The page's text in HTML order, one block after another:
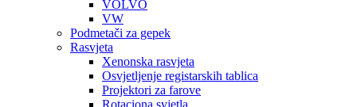
VOLVO
VW
Podmetači za gepek
Rasvjeta
Xenonska rasvjeta
Osvjetljenje registarskih tablica
Projektori za farove